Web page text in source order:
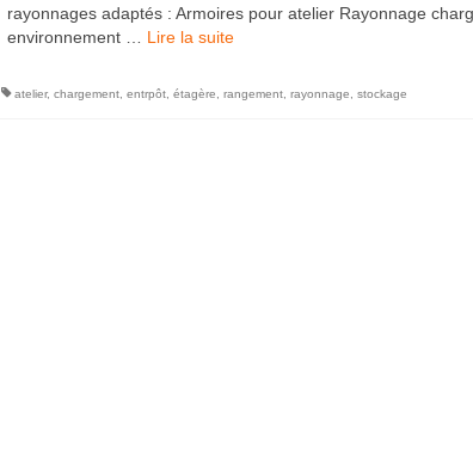
rayonnages adaptés : Armoires pour atelier Rayonnage
environnement … Lire la suite­­
atelier, chargement, entrpôt, étagère rangement, rayonnage stockage